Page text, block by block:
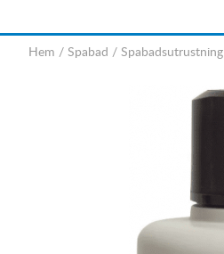
Hem / Spabad / Spabadsutrustning